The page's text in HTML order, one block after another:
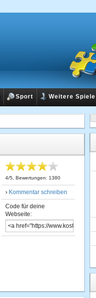
Sport Weitere Spiele
4/5 , Bewertungen: 1380
› Kommentar schreiben
Code für deine
Webseite: